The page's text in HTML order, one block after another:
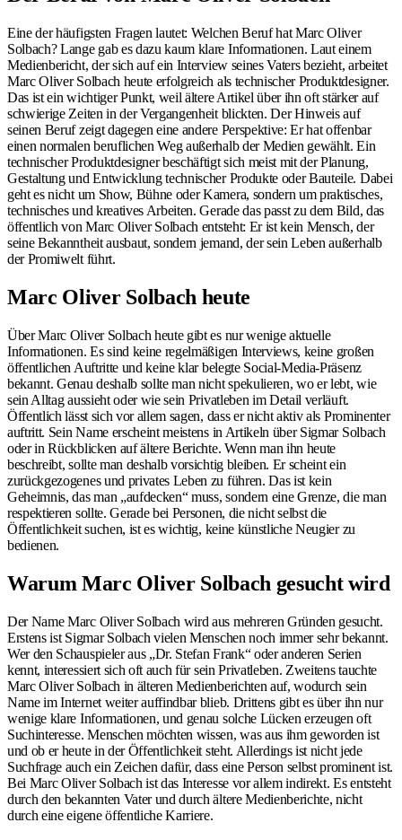
Eine der häufigsten Fragen lautet: Welchen Beruf hat Marc Oliver
Solbach? Lange gab es dazu kaum klare Informationen. Laut einem
Medienbericht, der sich auf ein Interview seines Vaters bezieht, arbeitet
Marc Oliver Solbach heute erfolgreich als technischer Produktdesigner.
Das ist ein wichtiger Punkt, weil ältere Artikel über ihn oft stärker auf
schwierige Zeiten in der Vergangenheit blickten. Der Hinweis auf
seinen Beruf zeigt dagegen eine andere Perspektive: Er hat offenbar
einen normalen beruflichen Weg außerhalb der Medien gewählt. Ein
technischer Produktdesigner beschäftigt sich meist mit der Planung,
Gestaltung und Entwicklung technischer Produkte oder Bauteile. Dabei
geht es nicht um Show, Bühne oder Kamera, sondern um praktisches,
technisches und kreatives Arbeiten. Gerade das passt zu dem Bild, das
öffentlich von Marc Oliver Solbach entsteht: Er ist kein Mensch, der
seine Bekanntheit ausbaut, sondern jemand, der sein Leben außerhalb
der Promiwelt führt.
Marc Oliver Solbach heute
Über Marc Oliver Solbach heute gibt es nur wenige aktuelle
Informationen. Es sind keine regelmäßigen Interviews, keine großen
öffentlichen Auftritte und keine klar belegte Social-Media-Präsenz
bekannt. Genau deshalb sollte man nicht spekulieren, wo er lebt, wie
sein Alltag aussieht oder wie sein Privatleben im Detail verläuft.
Öffentlich lässt sich vor allem sagen, dass er nicht aktiv als Prominenter
auftritt. Sein Name erscheint meistens in Artikeln über Sigmar Solbach
oder in Rückblicken auf ältere Berichte. Wenn man ihn heute
beschreibt, sollte man deshalb vorsichtig bleiben. Er scheint ein
zurückgezogenes und privates Leben zu führen. Das ist kein
Geheimnis, das man „aufdecken“ muss, sondern eine Grenze, die man
respektieren sollte. Gerade bei Personen, die nicht selbst die
Öffentlichkeit suchen, ist es wichtig, keine künstliche Neugier zu
bedienen.
Warum Marc Oliver Solbach gesucht wird
Der Name Marc Oliver Solbach wird aus mehreren Gründen gesucht.
Erstens ist Sigmar Solbach vielen Menschen noch immer sehr bekannt.
Wer den Schauspieler aus „Dr. Stefan Frank“ oder anderen Serien
kennt, interessiert sich oft auch für sein Privatleben. Zweitens tauchte
Marc Oliver Solbach in älteren Medienberichten auf, wodurch sein
Name im Internet weiter auffindbar blieb. Drittens gibt es über ihn nur
wenige klare Informationen, und genau solche Lücken erzeugen oft
Suchinteresse. Menschen möchten wissen, was aus ihm geworden ist
und ob er heute in der Öffentlichkeit steht. Allerdings ist nicht jede
Suchfrage auch ein Zeichen dafür, dass eine Person selbst prominent ist.
Bei Marc Oliver Solbach ist das Interesse vor allem indirekt. Es entsteht
durch den bekannten Vater und durch ältere Medienberichte, nicht
durch eine eigene öffentliche Karriere.